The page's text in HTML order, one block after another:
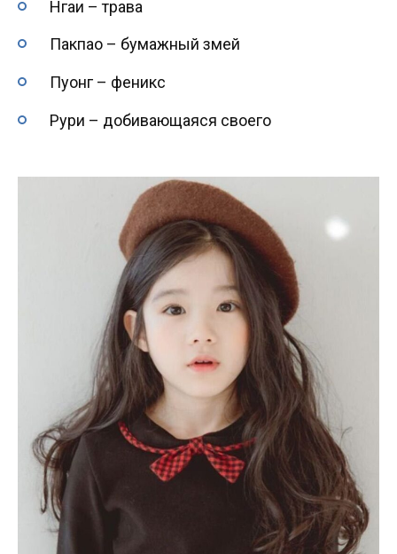
Нгаи – трава
Пакпао – бумажный змей
Пуонг – феникс
Рури – добивающаяся своего